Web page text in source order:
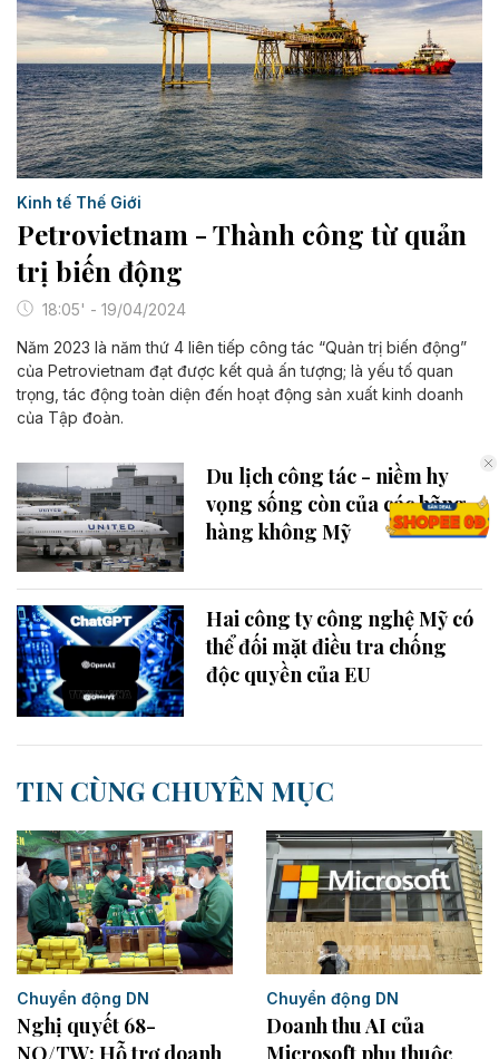
Kinh tế Thế Giới
Petrovietnam - Thành công từ quản
trị biến động
18:05' - 19/04/2024
Năm 2023 là năm thứ 4 liên tiếp công tác “Quản trị biến động”
của Petrovietnam đạt được kết quả ấn tượng; là yếu tố quan
trọng, tác động toàn diện đến hoạt động sản xuất kinh doanh
của Tập đoàn.
Du lịch công tác - niềm hy
vọng sống còn của các hãng
hàng không Mỹ
Hai công ty công nghệ Mỹ có
thể đối mặt điều tra chống
độc quyền của EU
TIN CÙNG CHUYÊN MỤC
Chuyển động DN
Nghị quyết 68-
NQ/TW: Hỗ trợ doanh
Chuyển động DN
Doanh thu AI của
Microsoft phụ thuộc